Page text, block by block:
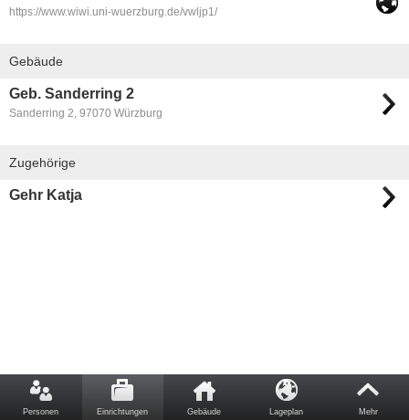
https://www.wiwi.uni-wuerzburg.de/vwljp1/
Gebäude
Geb. Sanderring 2
Sanderring 2, 97070 Würzburg
Zugehörige
Gehr Katja
Personen Einrichtungen Gebäude Lageplan Mehr